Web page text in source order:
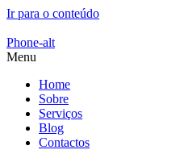
Ir para o conteúdo
Phone-alt
Menu
Home
Sobre
Serviços
Blog
Contactos